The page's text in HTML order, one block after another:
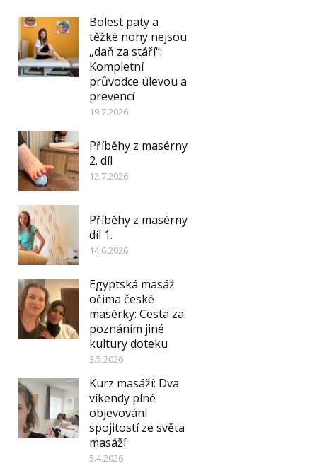
Bolest paty a
těžké nohy nejsou
„daň za stáří“:
Kompletní
průvodce úlevou a
prevencí
19.7.2026
Příběhy z masérny
2. díl
12.7.2026
Příběhy z masérny
díl 1.
14.6.2026
Egyptská masáž
očima české
masérky: Cesta za
poznáním jiné
kultury doteku
3.5.2026
Kurz masáží: Dva
víkendy plné
objevování
spojitostí ze světa
masáží
5.4.2026